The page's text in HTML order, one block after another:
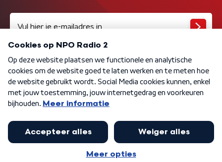
Algemene voorwaarden